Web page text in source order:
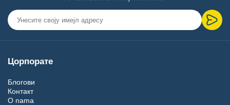
Цорпорате
Блогови
Контакт
O nama